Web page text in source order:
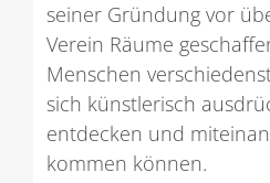
seiner Gründung vor
Verein Räume
Menschen
sich künstlerisch
entdecken und
kommen können.